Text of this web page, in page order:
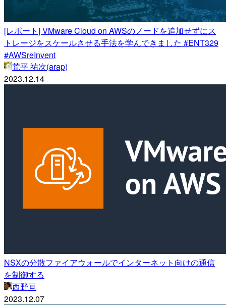
[レポート] VMware Cloud on AWSのノードを追加せずにス
トレージをスケールさせる手法を学んできました #ENT329
#AWSreInvent
荒平 祐次(arap)
2023.12.14
NSXの分散ファイアウォールでインターネット向けの通信
を制御する
西野亘
2023.12.07